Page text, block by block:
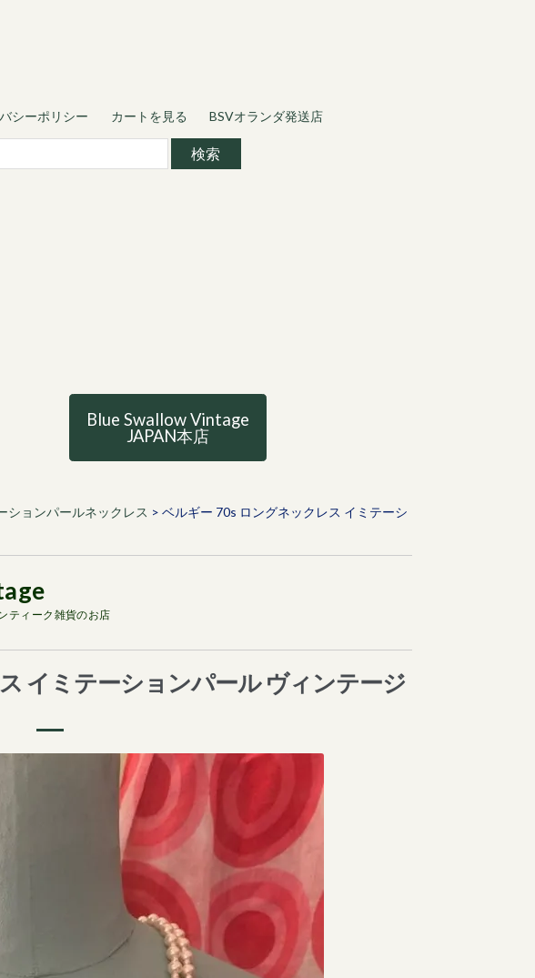
シーポリシー カートを見る BSVオランダ発送店
Blue Swallow Vintage
JAPAN本店
ションパールネックレス > ベルギー 70s ロングネックレス イミテーシ
ティーク雑貨のお店
イミテーションパール ヴィンテージ